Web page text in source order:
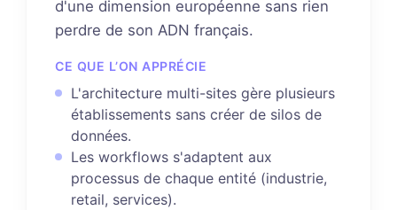
d'une dimension européenne sans rien
perdre de son ADN français.
CE QUE L’ON APPRÉCIE
L'architecture multi-sites gère plusieurs
établissements sans créer de silos de
données.
Les workflows s'adaptent aux
processus de chaque entité (industrie,
retail, services).